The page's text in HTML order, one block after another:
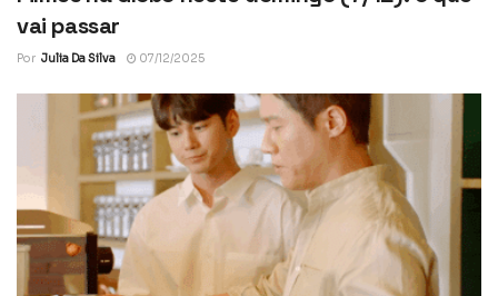
vai passar
Por Julia Da Silva 07/12/2025